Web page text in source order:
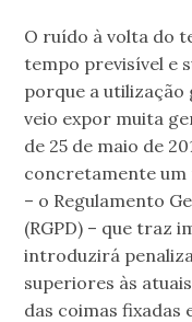
O ruído à volta do
tempo previsível e
porque a utilização
veio expor muita
de 25 de maio de
concretamente um
– o Regulamento
(RGPD) – que traz
introduzirá
superiores às
das coimas fixadas